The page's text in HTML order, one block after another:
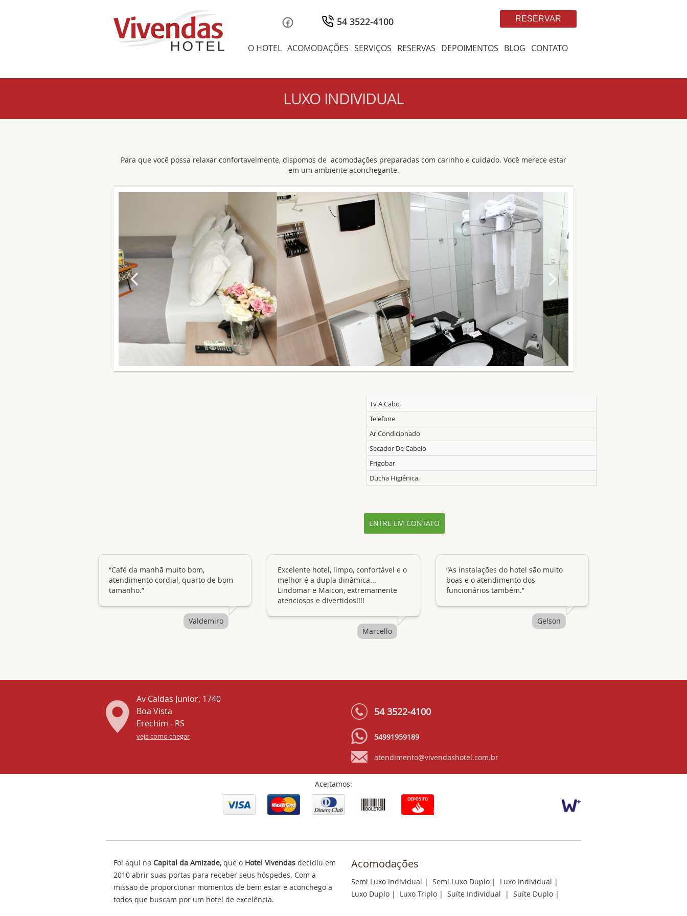
54 3522-4100 RESERVAR
O HOTEL ACOMODAÇÕES SERVIÇOS RESERVAS DEPOIMENTOS BLOG CONTATO
LUXO INDIVIDUAL
Para que você possa relaxar confortavelmente, dispomos de acomodações preparadas com carinho e cuidado. Você merece estar
em um ambiente aconchegante.
Tv A Cabo
Telefone
Ar Condicionado
Secador De Cabelo
Frigobar
Ducha Higiênica.
ENTRE EM CONTATO
“Café da manhã muito bom,
atendimento cordial, quarto de bom
tamanho.”
Valdemiro
Excelente hotel, limpo, confortável e o
melhor é a dupla dinâmica...
Lindomar e Maicon, extremamente
atenciosos e divertidos!!!!
Marcello
“As instalações do hotel são muito
boas e o atendimento dos
funcionários também.”
Gelson
Av Caldas Junior, 1740
Boa Vista
Erechim - RS
veja como chegar
54 3522-4100
54991959189
atendimento@vivendashotel.com.br
Aceitamos:
Foi aqui na Capital da Amizade, que o Hotel Vivendas decidiu em
2010 abrir suas portas para receber seus hóspedes. Com a
missão de proporcionar momentos de bem estar e aconchego a
todos que buscam por um hotel de excelência.
Acomodações
Semi Luxo Individual | Semi Luxo Duplo | Luxo Individual |
Luxo Duplo | Luxo Triplo | Suíte Individual | Suíte Duplo |